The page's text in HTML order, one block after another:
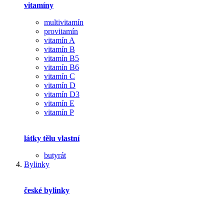
vitamíny
multivitamín
provitamín
vitamín A
vitamín B
vitamín B5
vitamín B6
vitamín C
vitamín D
vitamín D3
vitamín E
vitamín P
látky tělu vlastní
butyrát
Bylinky
české bylinky